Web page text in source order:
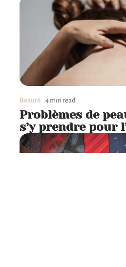
Beauté 4 min read
Problèmes de
s’y prendre pour